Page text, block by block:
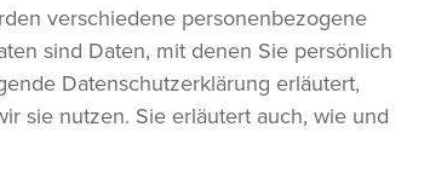
verschiedene personenbezogene
sind Daten, mit denen Sie persönlich
Datenschutzerklärung erläutert,
sie nutzen. Sie erläutert auch, wie und